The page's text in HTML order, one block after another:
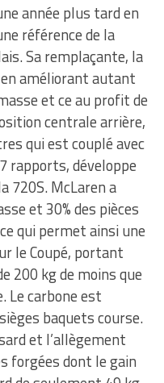
année plus tard en
référence de la
Sa remplaçante, la
améliorant autant
et ce au profit de
centrale arrière,
qui est couplé avec
rapports, développe
720S. McLaren a
et 30% des pièces
qui permet ainsi une
le Coupé, portant
200 kg de moins que
Le carbone est
baquets course.
et l’allègement
forgées dont le gain